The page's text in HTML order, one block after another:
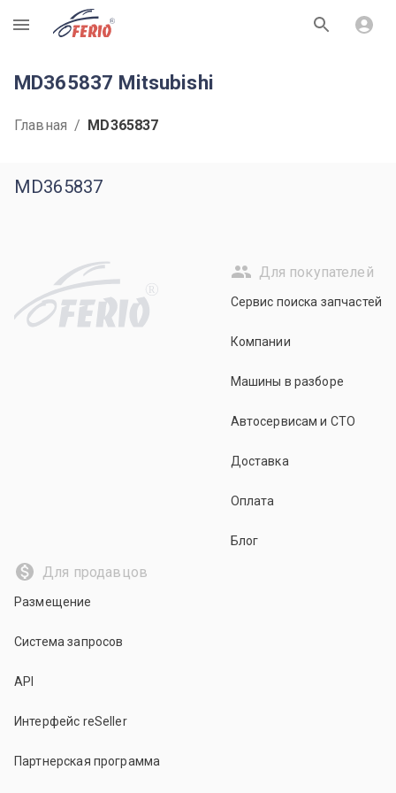
R
MD365837 Mitsubishi
Главная / MD365837
MD365837
R
Для покупателей
Сервис поиска запчастей
Компании
Машины в разборе
Автосервисам и СТО
Доставка
Оплата
Блог
Для продавцов
Размещение
Система запросов
API
Интерфейс reSeller
Партнерская программа